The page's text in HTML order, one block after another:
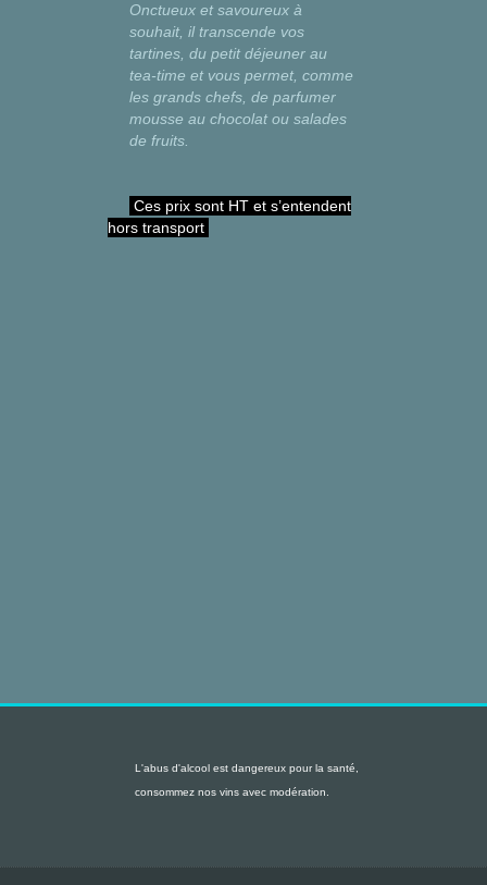
Onctueux et savoureux à
souhait, il transcende vos
tartines, du petit déjeuner au
tea-time et vous permet, comme
les grands chefs, de parfumer
mousse au chocolat ou salades
de fruits.
Ces prix sont HT et s’entendent
hors transport
L'abus d'alcool est dangereux pour la santé,
consommez nos vins avec modération.